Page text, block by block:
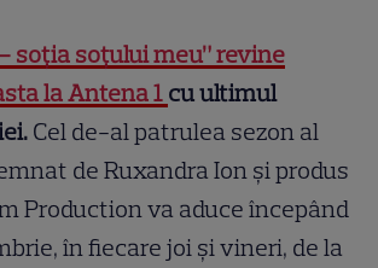
soția soțului meu” revine
la Antena 1 cu ultimul
Cel de-al patrulea sezon al
de Ruxandra Ion şi produs
Production va aduce începând
în fiecare joi şi vineri, de la